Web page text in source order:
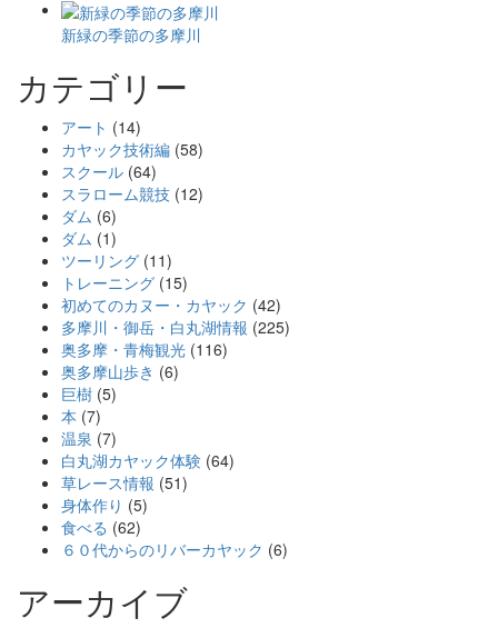
新緑の季節の多摩川
カテゴリー
アート (14)
カヤック技術編 (58)
スクール (64)
スラローム競技 (12)
ダム (6)
ダム (1)
ツーリング (11)
トレーニング (15)
初めてのカヌー・カヤック (42)
多摩川・御岳・白丸湖情報 (225)
奥多摩・青梅観光 (116)
奥多摩山歩き (6)
巨樹 (5)
本 (7)
温泉 (7)
白丸湖カヤック体験 (64)
草レース情報 (51)
身体作り (5)
食べる (62)
６０代からのリバーカヤック (6)
アーカイブ